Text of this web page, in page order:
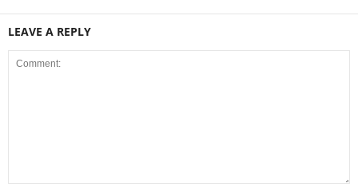
LEAVE A REPLY